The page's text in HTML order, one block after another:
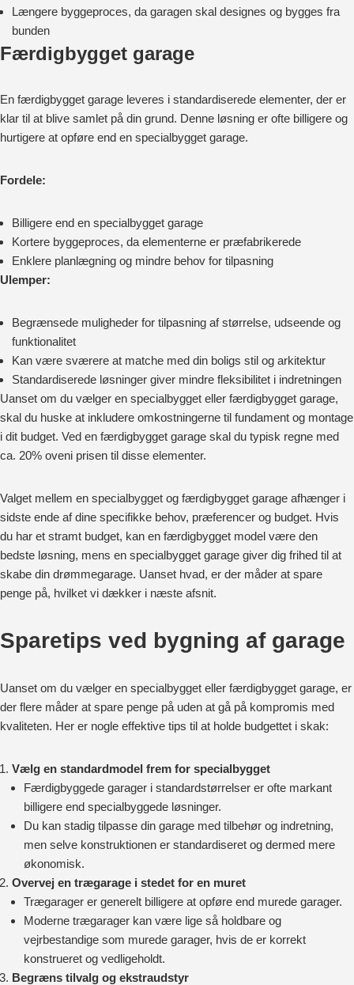
Længere byggeproces, da garagen skal designes og bygges fra
bunden
Færdigbygget garage
En færdigbygget garage leveres i standardiserede elementer, der er
klar til at blive samlet på din grund. Denne løsning er ofte billigere og
hurtigere at opføre end en specialbygget garage.
Fordele:
Billigere end en specialbygget garage
Kortere byggeproces, da elementerne er præfabrikerede
Enklere planlægning og mindre behov for tilpasning
Ulemper:
Begrænsede muligheder for tilpasning af størrelse, udseende og
funktionalitet
Kan være sværere at matche med din boligs stil og arkitektur
Standardiserede løsninger giver mindre fleksibilitet i indretningen
Uanset om du vælger en specialbygget eller færdigbygget garage,
skal du huske at inkludere omkostningerne til fundament og montage
i dit budget. Ved en færdigbygget garage skal du typisk regne med
ca. 20% oveni prisen til disse elementer.
Valget mellem en specialbygget og færdigbygget garage afhænger i
sidste ende af dine specifikke behov, præferencer og budget. Hvis
du har et stramt budget, kan en færdigbygget model være den
bedste løsning, mens en specialbygget garage giver dig frihed til at
skabe din drømmegarage. Uanset hvad, er der måder at spare
penge på, hvilket vi dækker i næste afsnit.
Sparetips ved bygning af garage
Uanset om du vælger en specialbygget eller færdigbygget garage, er
der flere måder at spare penge på uden at gå på kompromis med
kvaliteten. Her er nogle effektive tips til at holde budgettet i skak:
Vælg en standardmodel frem for specialbygget
Færdigbyggede garager i standardstørrelser er ofte markant
billigere end specialbyggede løsninger.
Du kan stadig tilpasse din garage med tilbehør og indretning,
men selve konstruktionen er standardiseret og dermed mere
økonomisk.
Overvej en trægarage i stedet for en muret
Trægarager er generelt billigere at opføre end murede garager.
Moderne trægarager kan være lige så holdbare og
vejrbestandige som murede garager, hvis de er korrekt
konstrueret og vedligeholdt.
Begræns tilvalg og ekstraudstyr